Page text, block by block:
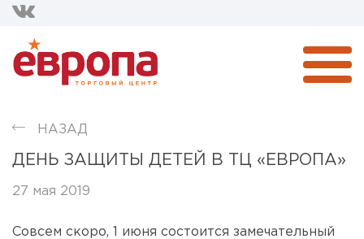
НАЗАД
ДЕНЬ ЗАЩИТЫ ДЕТЕЙ В ТЦ «ЕВРОПА»
27 мая 2019
Совсем скоро, 1 июня состоится замечательный